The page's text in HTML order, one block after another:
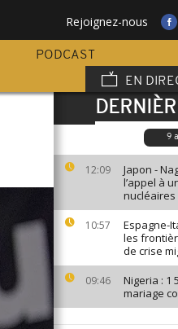
Rejoignez-nous
PODCAST
EN
9
12:09
Japon -
l’appel à
nucléaires
10:57
Espagne-
les
de crise
09:46
Nigeria : 1
mariage